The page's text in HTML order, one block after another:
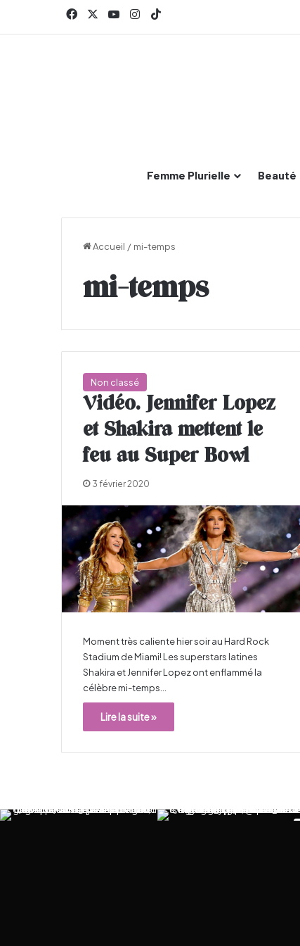
FacebookYouTubeInstagram
Femme Plurielle Beauté
Accueil / mi-temps
mi-temps
Non classé
Vidéo. Jennifer Lopez
et Shakira mettent le
feu au Super Bowl
3 février 2020
Moment très caliente hier soir au Hard Rock
Stadium de Miami! Les superstars latines
Shakira et Jennifer Lopez ont enflammé la
célèbre mi-temps…
Lire la suite »